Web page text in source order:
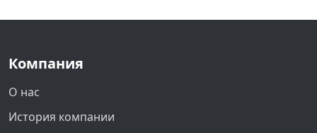
Компания
О нас
История компании